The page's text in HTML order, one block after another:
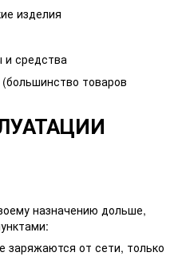
изделия
и средства
товаров
назначению дольше,
заряжаются от сети, только